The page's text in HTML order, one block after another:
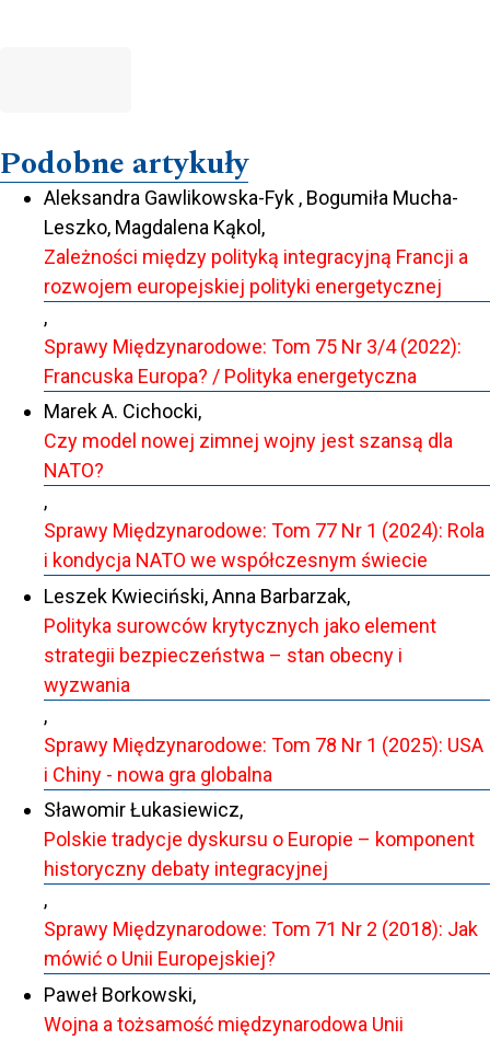
Podobne artykuły
Aleksandra Gawlikowska-Fyk , Bogumiła Mucha-
Leszko, Magdalena Kąkol,
Zależności między polityką integracyjną Francji a
rozwojem europejskiej polityki energetycznej
,
Sprawy Międzynarodowe: Tom 75 Nr 3/4 (2022):
Francuska Europa? / Polityka energetyczna
Marek A. Cichocki,
Czy model nowej zimnej wojny jest szansą dla
NATO?
,
Sprawy Międzynarodowe: Tom 77 Nr 1 (2024): Rola
i kondycja NATO we współczesnym świecie
Leszek Kwieciński, Anna Barbarzak,
Polityka surowców krytycznych jako element
strategii bezpieczeństwa – stan obecny i
wyzwania
,
Sprawy Międzynarodowe: Tom 78 Nr 1 (2025): USA
i Chiny - nowa gra globalna
Sławomir Łukasiewicz,
Polskie tradycje dyskursu o Europie – komponent
historyczny debaty integracyjnej
,
Sprawy Międzynarodowe: Tom 71 Nr 2 (2018): Jak
mówić o Unii Europejskiej?
Paweł Borkowski,
Wojna a tożsamość międzynarodowa Unii